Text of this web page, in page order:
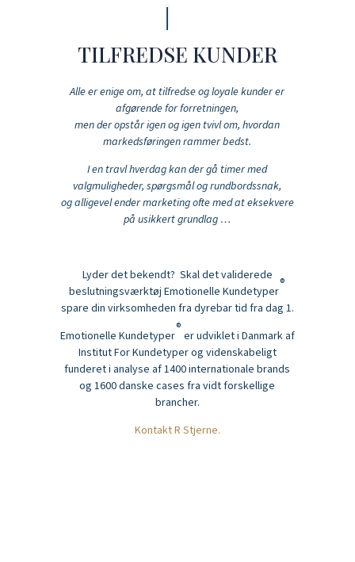
TILFREDSE KUNDER
Alle er enige om, at tilfredse og loyale kunder er
afgørende for forretningen,
men der opstår igen og igen tvivl om, hvordan
markedsføringen rammer bedst.
I en travl hverdag kan der gå timer med
valgmuligheder, spørgsmål og rundbordssnak,
og alligevel ender marketing ofte med at eksekvere
på usikkert grundlag …
Lyder det bekendt? Skal det validerede
beslutningsværktøj Emotionelle Kundetyper
®
spare din virksomheden fra dyrebar tid fra dag 1.
Emotionelle Kundetyper
®
er udviklet i Danmark af
Institut For Kundetyper og videnskabeligt
funderet i analyse af 1400 internationale brands
og 1600 danske cases fra vidt forskellige
brancher.
Kontakt R Stjerne.